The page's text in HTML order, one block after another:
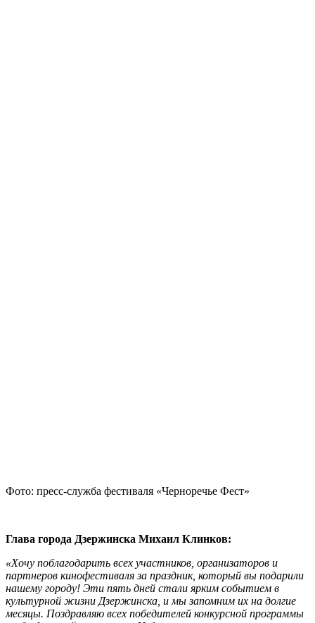
Фото: пресс-служба фестиваля «Черноречье Фест»
Глава города Дзержинска Михаил Клинков:
«Хочу поблагодарить всех участников, организаторов и
партнеров кинофестиваля за праздник, который вы подарили
нашему городу! Эти пять дней стали ярким событием в
культурной жизни Дзержинска, и мы запомним их на долгие
месяцы. Поздравляю всех победителей конкурсной программы